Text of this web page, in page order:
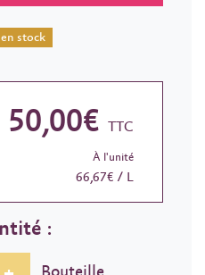
stock
50,00€ TTC
À l'unité
66,67€ / L
: